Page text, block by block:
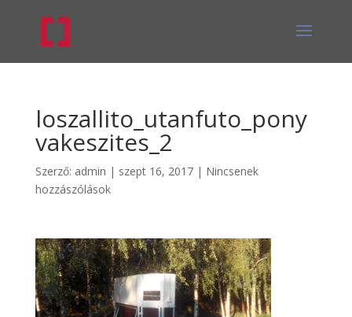
loszallito_utanfuto_pony
vakeszites_2
Szerző: admin | szept 16, 2017| Nincsenek
hozzászólások